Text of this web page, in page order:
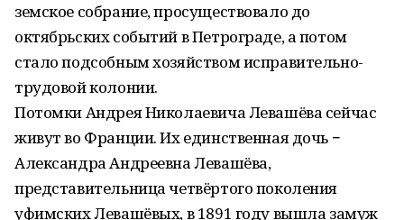
земское собрание, просуществовало до
октябрьских событий в Петрограде, а потом
стало подсобным хозяйством исправительно-
трудовой колонии.
Потомки Андрея Николаевича Левашёва сейчас
живут во Франции. Их единственная дочь −
Александра Андреевна Левашёва,
представительница четвёртого поколения
уфимских Левашёвых, в 1891 году вышла замуж